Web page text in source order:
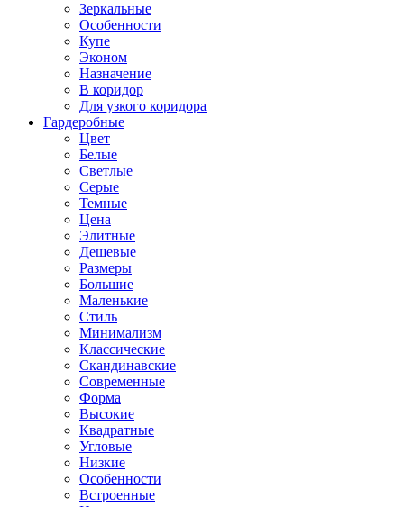
Зеркальные
Особенности
Купе
Эконом
Назначение
В коридор
Для узкого коридора
Гардеробные
Цвет
Белые
Светлые
Серые
Темные
Цена
Элитные
Дешевые
Размеры
Большие
Маленькие
Стиль
Минимализм
Классические
Скандинавские
Современные
Форма
Высокие
Квадратные
Угловые
Низкие
Особенности
Встроенные